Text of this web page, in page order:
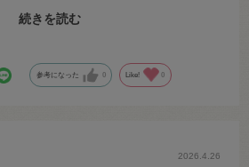
前に買った糸と色ブレがなく本当に驚きま
続きを読む
参考になった 0 Like! 0
2026.4.26